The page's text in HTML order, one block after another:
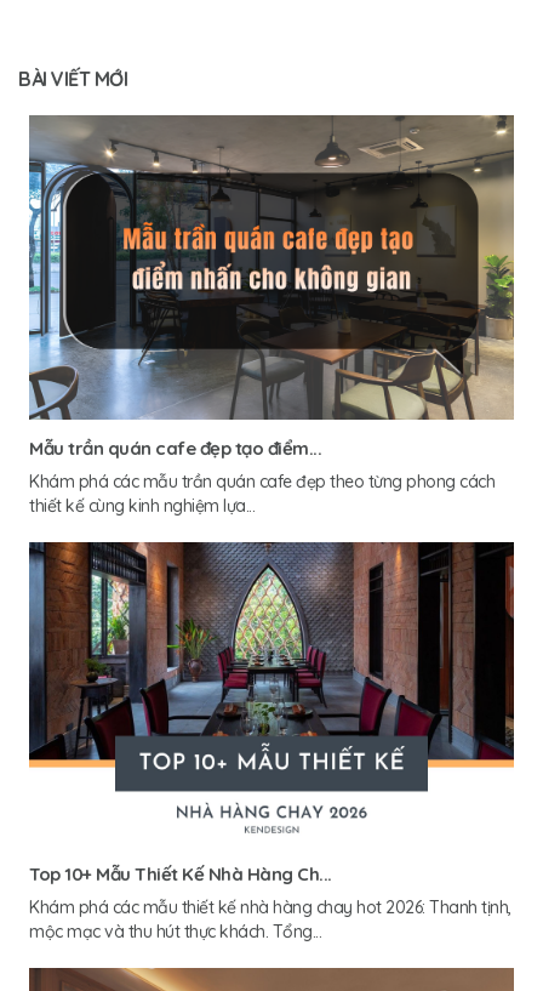
BÀI VIẾT MỚI
Mẫu trần quán cafe đẹp tạo điểm...
Khám phá các mẫu trần quán cafe đẹp theo từng phong cách
thiết kế cùng kinh nghiệm lựa...
Top 10+ Mẫu Thiết Kế Nhà Hàng Ch...
Khám phá các mẫu thiết kế nhà hàng chay hot 2026: Thanh tịnh,
mộc mạc và thu hút thực khách. Tổng...